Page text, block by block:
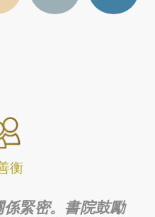
衡
係緊密。書院鼓勵